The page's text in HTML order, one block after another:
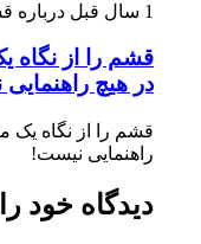
1 سال قبل درباره
قشم را از نگاه
در هیچ
قشم را از نگاه یک
راهنمایی نیست!
دیدگاه خود